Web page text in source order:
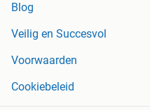
Blog
Veilig en Succesvol
Voorwaarden
Cookiebeleid